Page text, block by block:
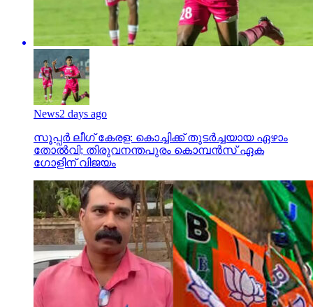
News2 days ago
സൂപ്പര്‍ ലീഗ് കേരള: കൊച്ചിക്ക് തുടര്‍ച്ചയായ ഏഴാം
തോല്‍വി; തിരുവനന്തപുരം കൊമ്പന്‍സ് ഏക
ഗോളിന് വിജയം